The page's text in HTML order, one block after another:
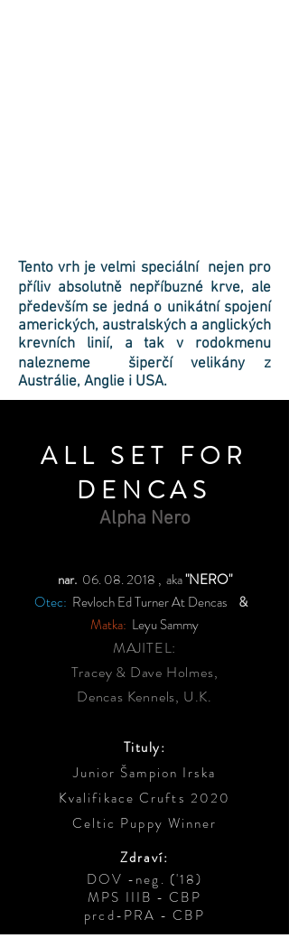
Tento vrh je velmi speciální nejen pro
příliv absolutně nepříbuzné krve, ale
především se jedná o unikátní spojení
amerických, australských a anglických
krevních linií, a tak v rodokmenu
nalezneme šiperčí velikány z
Austrálie, Anglie i USA.
ALL SET FOR
DENCAS
Alpha Nero
nar. 06. 08. 2018 , aka"NERO"
Otec: Revloch Ed Turner At Dencas &
Matka: Leyu Sammy
MAJITEL:
Tracey & Dave Holmes,
Dencas Kennels, U.K.
Tituly:
Junior Šampion Irska
Kvalifikace Crufts 2020
Celtic Puppy Winner
Zdraví:
DOV -neg. ('18)
MPS IIIB - CBP
prcd-PRA - CBP